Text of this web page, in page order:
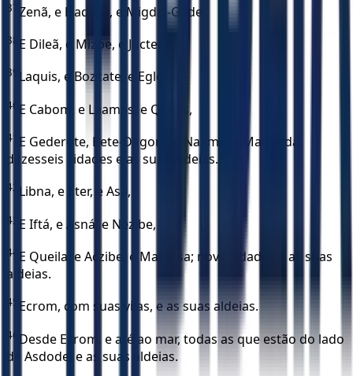
37 Zenã, e Hadasa, e Migdal-Gade,
38 E Dileã, e Mizpe, e Jocteel,
39 Laquis, e Bozcate, e Eglom,
40 E Cabom, e Laamás, e Quitlis,
41 E Gederote, Bete-Dagom, e Naamá, e Maquedá,
dezesseis cidades e as suas aldeias.
42 Libna, e Eter, e Asã,
43 E Iftá, e Asná, e Nezibe,
44 E Queila, e Aczibe, e Maressa; nove cidades e as suas
aldeias.
45 Ecrom, com suas vilas, e as suas aldeias.
46 Desde Ecrom, e até ao mar, todas as que estão do lado
de Asdode, e as suas aldeias.